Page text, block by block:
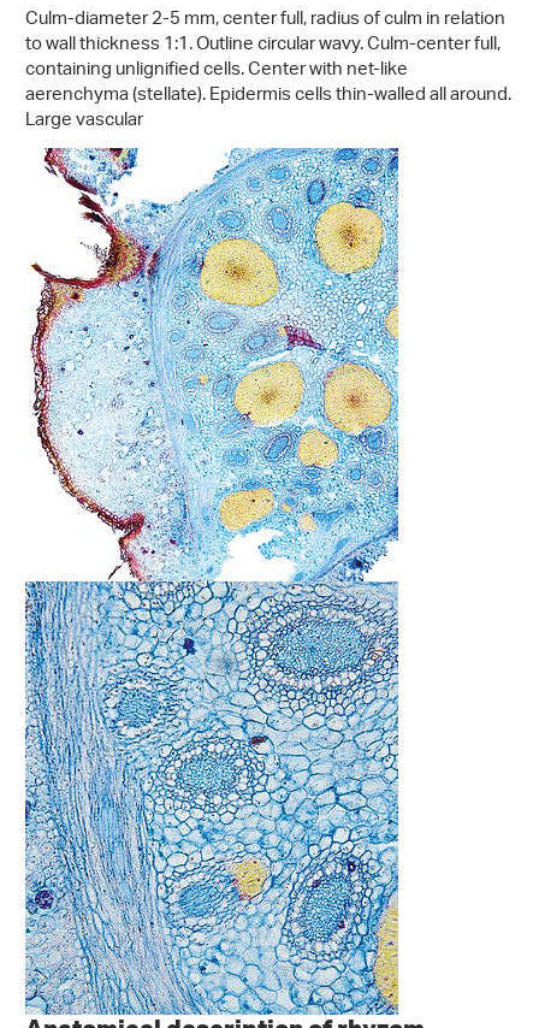
Culm-diameter 2-5 mm, center full, radius of culm in relation
to wall thickness 1:1. Outline circular wavy. Culm-center full,
containing unlignified cells. Center with net-like
aerenchyma (stellate). Epidermis cells thin-walled all around.
Large vascular